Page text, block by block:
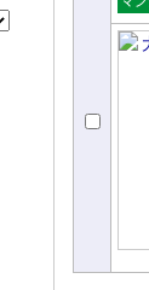
売
ン